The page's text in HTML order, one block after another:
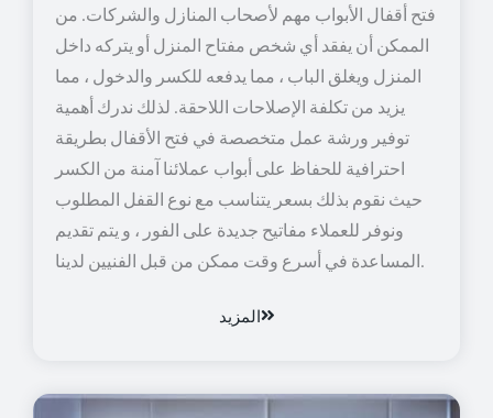
فتح أقفال الأبواب مهم لأصحاب المنازل والشركات. من
الممكن أن يفقد أي شخص مفتاح المنزل أو يتركه داخل
المنزل ويغلق الباب ، مما يدفعه للكسر والدخول ، مما
يزيد من تكلفة الإصلاحات اللاحقة. لذلك ندرك أهمية
توفير ورشة عمل متخصصة في فتح الأقفال بطريقة
احترافية للحفاظ على أبواب عملائنا آمنة من الكسر
حيث نقوم بذلك بسعر يتناسب مع نوع القفل المطلوب
ونوفر للعملاء مفاتيح جديدة على الفور ، و يتم تقديم
المساعدة في أسرع وقت ممكن من قبل الفنيين لدينا.
المزيد